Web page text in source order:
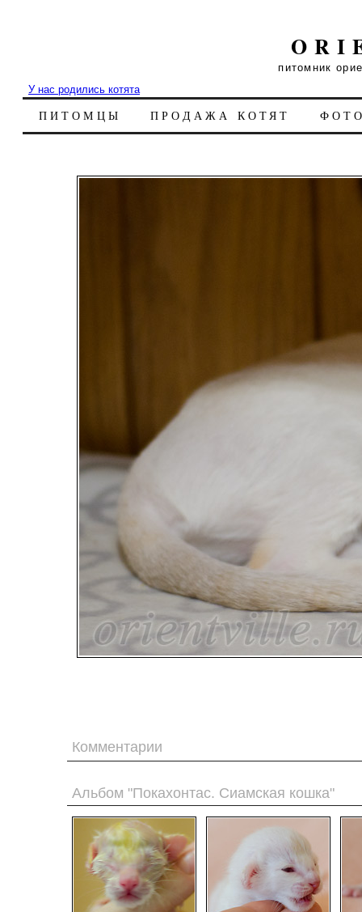
питомник
У нас родились котята
ПИТОМЦЫ ПРОДАЖА КОТЯТ
Комментарии
Альбом "Покахонтас. Сиамская кошка"